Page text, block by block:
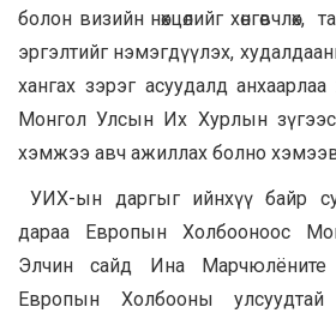
болон визийн нөхцөлийг
эргэлтийг нэмэгдүүлэх,
хангах зэрэг асуудалд
Монгол Улсын Их Хурлын зүгээс
хэмжээ авч ажиллах болно
УИХ-ын даргыг ийнхүү байр
дараа Европын Холбооноос
Элчин сайд Ина Марчюлёните
Европын Холбооны